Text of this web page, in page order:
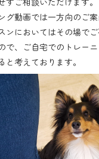
グ動画では一方向のご
ンにおいてはその場で
で、ご自宅でのトレー
と考えております。